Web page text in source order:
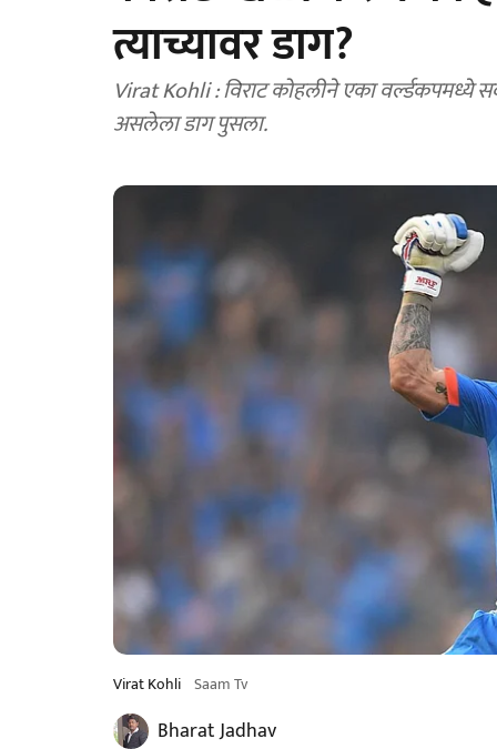
त्याच्यावर डाग?
Virat Kohli : विराट कोहलीने एका वर्ल्डकपमध्ये
असलेला डाग पुसला.
Virat Kohli Saam Tv
Bharat Jadhav